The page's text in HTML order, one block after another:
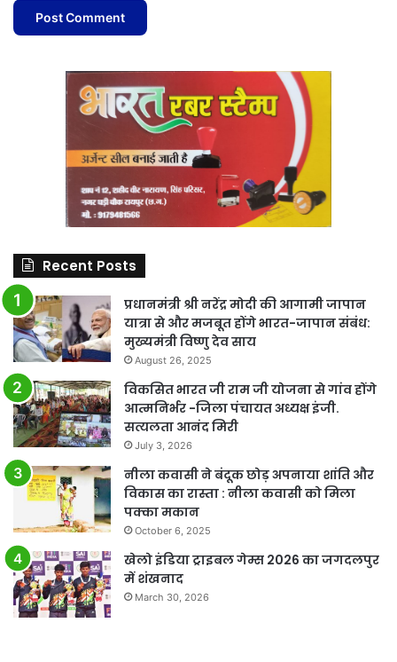
Recent Posts
प्रधानमंत्री श्री नरेंद्र मोदी की आगामी जापान
यात्रा से और मजबूत होंगे भारत-जापान संबंध:
मुख्यमंत्री विष्णु देव साय
August 26, 2025
विकसित भारत जी राम जी योजना से गांव होंगे
आत्मनिर्भर -जिला पंचायत अध्यक्ष इंजी.
सत्यलता आनंद मिरी
July 3, 2026
नीला कवासी ने बंदूक छोड़ अपनाया शांति और
विकास का रास्ता : नीला कवासी को मिला
पक्का मकान
October 6, 2025
खेलो इंडिया ट्राइबल गेम्स 2026 का जगदलपुर
में शंखनाद
March 30, 2026